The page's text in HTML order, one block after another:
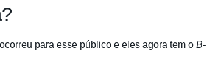
ocorreu para esse público e eles agora tem o B-